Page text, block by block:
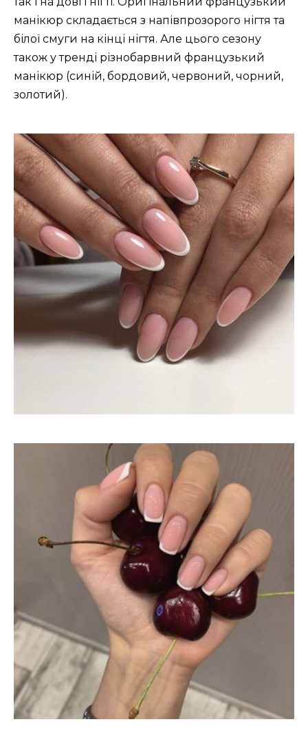
манікюр складається з напівпрозорого нігтя та
білої смуги на кінці нігтя. Але цього сезону
також у тренді різнобарвний французький
манікюр (синій, бордовий, червоний, чорний,
золотий).